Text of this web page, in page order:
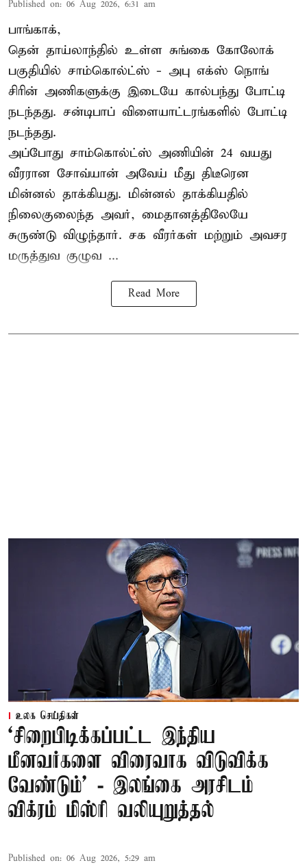
Published on: 06 Aug 2026, 6:31 am
பாங்காக்,
தென் தாய்லாந்தில் உள்ள சுங்கை கோலோக்
பகுதியில் சாம்கொல்ட்ஸ் - அபு எக்ஸ் நொங்
சிரின் அணிகளுக்கு இடையே கால்பந்து போட்டி
நடந்தது. சன்டிபாப் விளையாட்டரங்களில் போட்டி
நடந்தது.
அப்போது சாம்கொல்ட்ஸ் அணியின் 24 வயது
வீரரான சோவ்யான் அவேய் மீது திடீரென
மின்னல் தாக்கியது. மின்னல் தாக்கியதில்
நிலைகுலைந்த அவர், மைதானத்திலேயே
சுருண்டு விழுந்தார். சக வீரர்கள் மற்றும் அவசர
மருத்துவ குழுவ ...
Read More
உலக செய்திகள்
‘சிறைபிடிக்கப்பட்ட இந்திய
மீனவர்களை விரைவாக விடுவிக்க
வேண்டும்' - இலங்கை அரசிடம்
விக்ரம் மிஸ்ரி வலியுறுத்தல்
Published on: 06 Aug 2026, 5:29 am